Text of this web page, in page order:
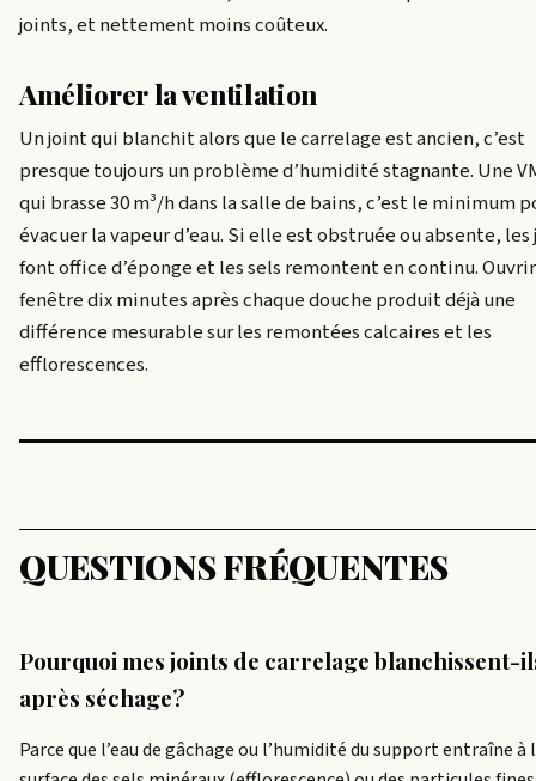
joints, et nettement moins coûteux.
Améliorer la ventilation
Un joint qui blanchit alors que le carrelage est ancien, c’est
presque toujours un problème d’humidité stagnante. Une
qui brasse 30 m³/h dans la salle de bains, c’est le minimum
évacuer la vapeur d’eau. Si elle est obstruée ou absente,
font office d’éponge et les sels remontent en continu.
fenêtre dix minutes après chaque douche produit déjà une
différence mesurable sur les remontées calcaires et les
efflorescences.
QUESTIONS FRÉQUENTES
Pourquoi mes joints de carrelage blanchissent-
après séchage?
Parce que l’eau de gâchage ou l’humidité du support entraîne à